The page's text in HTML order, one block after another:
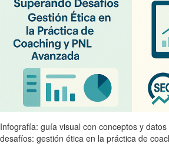
Infografía: guía visual con conceptos y
desafíos: gestión ética en la práctica de